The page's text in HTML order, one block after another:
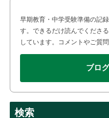
早期教育・中学受験準備の記
す。できるだけ読んでくださ
しています。コメントやご質
ブロ
検索